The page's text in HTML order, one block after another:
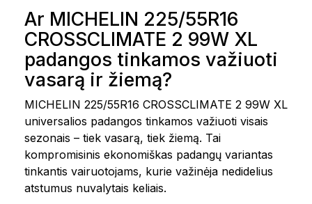
Ar MICHELIN 225/55R16
CROSSCLIMATE 2 99W XL
padangos tinkamos važiuoti
vasarą ir žiemą?
MICHELIN 225/55R16 CROSSCLIMATE 2 99W XL
universalios padangos tinkamos važiuoti visais
sezonais – tiek vasarą, tiek žiemą. Tai
kompromisinis ekonomiškas padangų variantas
tinkantis vairuotojams, kurie važinėja nedidelius
atstumus nuvalytais keliais.